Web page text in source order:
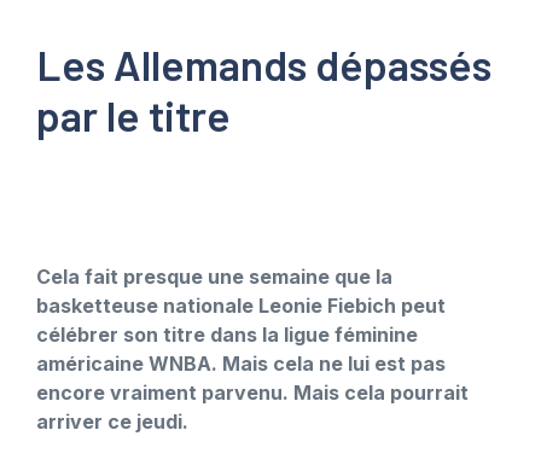
Les Allemands dépassés
par le titre
Cela fait presque une semaine que la
basketteuse nationale Leonie Fiebich peut
célébrer son titre dans la ligue féminine
américaine WNBA. Mais cela ne lui est pas
encore vraiment parvenu. Mais cela pourrait
arriver ce jeudi.